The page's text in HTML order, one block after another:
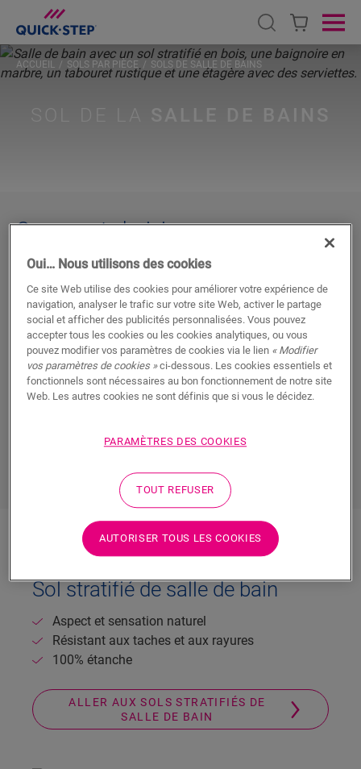
Open search
ACCUEIL SOLS PAR PIÈCE SOLS DE SALLE DE BAINS
Comment choisir
le sol de la salle de bain?
Votre salle de bains est le lieu oùvous vous relaxez et
décompressez, mais aussi où vos enfants barbotent
et gloussent dans le bain. C’est là que vous apaisez
vos muscles endoloris sous la douche après une
séance de sport intensive et vérifiez votre tenue dans
le miroir avant de sortir. Ce pourrait bien être la pièce
BAINS
Sol stratifié de salle de bain
Aspect et sensation naturel
Résistant aux taches et aux rayures
100% étanche
ALLER AUX SOLS STRATIFIÉS DE
SALLE DE BAIN
Oui… Nous utilisons des cookies
Ce site Web utilise des cookies pour améliorer votre expérience de
navigation, analyser le trafic sur votre site Web, activer le partage
social et afficher des publicités personnalisées. Vous pouvez
accepter tous les cookies ou les cookies analytiques, ou vous
pouvez modifier vos paramètres de cookies via le lien « Modifier
vos paramètres de cookies »ci-dessous. Les cookies essentiels et
fonctionnels sont nécessaires au bon fonctionnement de notre site
Web. Les autres cookies ne sont définis que si vous le décidez.
PARAMÈTRES DES COOKIES
TOUT REFUSER
AUTORISER TOUS LES COOKIES